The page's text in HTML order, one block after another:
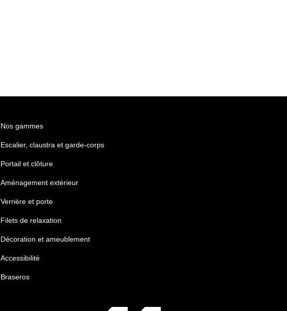
Nos gammes
Escalier, claustra et garde-corps
Portail et clôture
Aménagement extérieur
Verrière et porte
Filets de relaxation
Décoration et ameublement
Accessibilité
Braseros